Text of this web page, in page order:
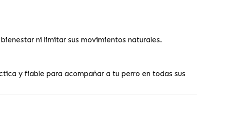
ni limitar sus movimientos naturales.
y fiable para acompañar a tu perro en todas sus